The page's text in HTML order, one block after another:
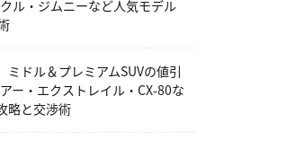
ル・ジムニーなど人気モデル
ミドル＆プレミアムSUVの値引
ー・エクストレイル・CX-80な
略と交渉術